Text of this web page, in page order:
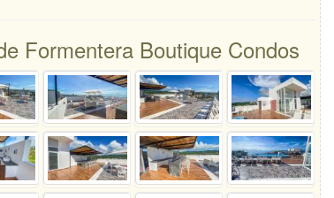
Formentera Boutique Condos